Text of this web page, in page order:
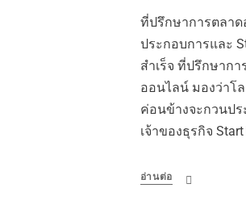
ที่ปรึกษาการตลา
ประกอบการและ
สำเร็จ ที่ปรึกษาก
ออนไลน์ มองว่าโ
ค่อนข้างจะกวนปร
เจ้าของธุรกิจ
อ่านต่อ